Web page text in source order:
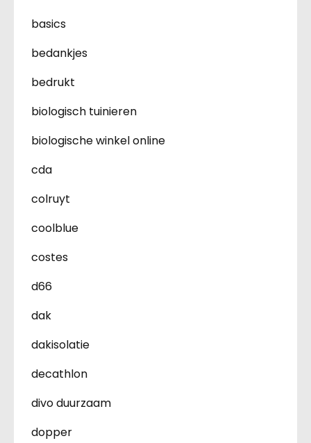
basics
bedankjes
bedrukt
biologisch tuinieren
biologische winkel online
cda
colruyt
coolblue
costes
d66
dak
dakisolatie
decathlon
divo duurzaam
dopper